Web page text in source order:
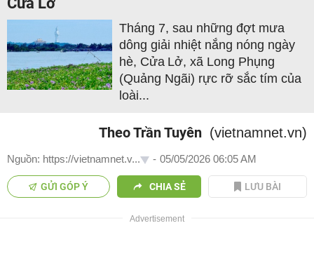
Tháng 7, sau những đợt mưa
dông giải nhiệt nắng nóng ngày
hè, Cửa Lở, xã Long Phụng
(Quảng Ngãi) rực rỡ sắc tím của
loài...
Theo Trần Tuyên (vietnamnet.vn)
Nguồn: https://vietnamnet.v... - 05/05/2026 06:05 AM
GỬI GÓP Ý CHIA SẺ LƯU BÀI